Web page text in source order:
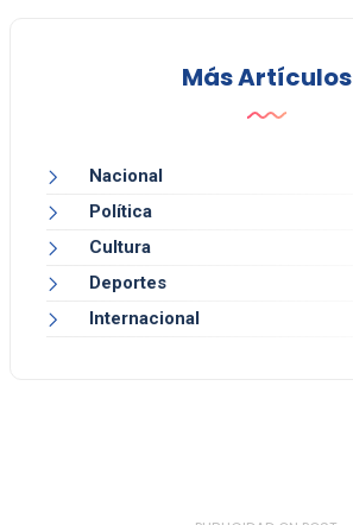
Más Artículos
Nacional
Política
Cultura
Deportes
Internacional